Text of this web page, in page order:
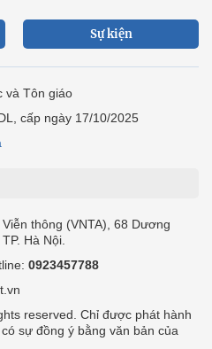
Sự kiện
và Tôn giáo
cấp ngày 17/10/2025
thông (VNTA), 68 Dương
Hà Nội.
0923457788
reserved. Chỉ được phát hành
sự đồng ý bằng văn bản của